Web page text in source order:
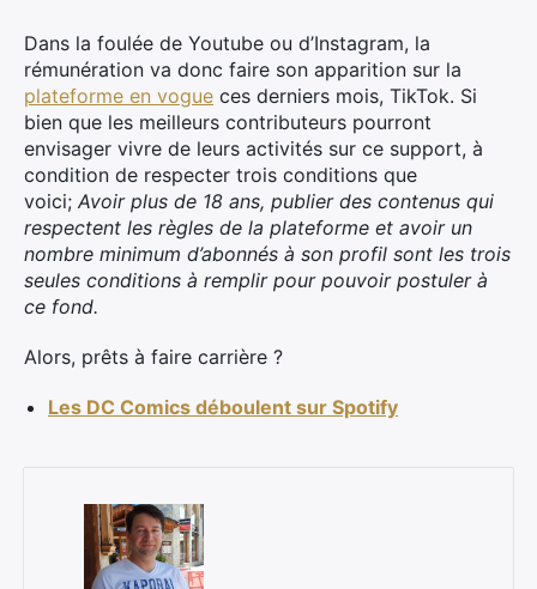
Dans la foulée de Youtube ou d’Instagram, la
rémunération va donc faire son apparition sur la
plateforme en vogue ces derniers mois, TikTok. Si
bien que les meilleurs contributeurs pourront
envisager vivre de leurs activités sur ce support, à
condition de respecter trois conditions que
voici; Avoir plus de 18 ans, publier des contenus qui
respectent les règles de la plateforme et avoir un
nombre minimum d’abonnés à son profil sont les trois
seules conditions à remplir pour pouvoir postuler à
ce fond.
Alors, prêts à faire carrière ?
Les DC Comics déboulent sur Spotify